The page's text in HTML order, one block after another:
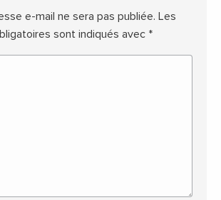
e-mail ne sera pas publiée. Les
sont indiqués avec *